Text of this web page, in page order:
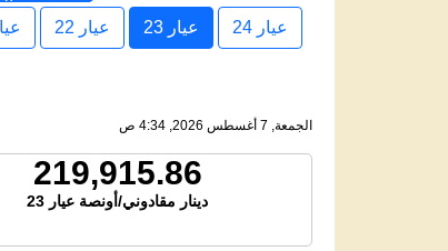
عيار 24 عيار 23 عيار 22 عيار
الجمعة, 7 أغسطس 2026, 4:34 ص
219,915.86
دينار مقادوني/أونصة عيار 23